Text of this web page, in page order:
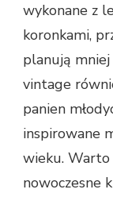
wykonane z
koronkami,
planują
vintage
panien
inspirowane
wieku. Warto
nowoczesne